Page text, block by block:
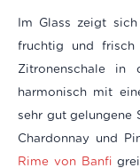
Im Glass zeigt
fruchtig und frisch
Zitronenschale in
harmonisch mit
sehr gut gelungene
Chardonnay und
Rime von Banfi